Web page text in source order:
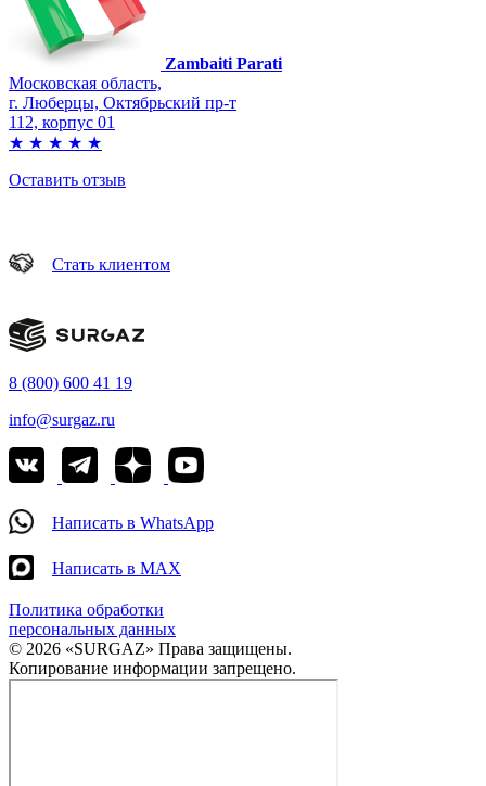
Zambaiti Parati
Московская область,
г. Люберцы, Октябрьский пр-т
112, корпус 01
★ ★ ★ ★ ★
Оставить отзыв
Стать клиентом
8 (800) 600 41 19
info@surgaz.ru
Написать в WhatsApp
Написать в MAX
Политика обработки
персональных данных
© 2026 «SURGAZ» Права защищены.
Копирование информации запрещено.